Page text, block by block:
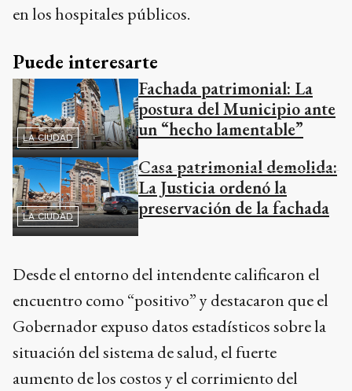
en los hospitales públicos.
Puede interesarte
LA CIUDAD
Fachada patrimonial: La
postura del Municipio ante
un “hecho lamentable”
LA CIUDAD
Casa patrimonial demolida:
La Justicia ordenó la
preservación de la fachada
Desde el entorno del intendente calificaron el
encuentro como “positivo” y destacaron que el
Gobernador expuso datos estadísticos sobre la
situación del sistema de salud, el fuerte
aumento de los costos y el corrimiento del